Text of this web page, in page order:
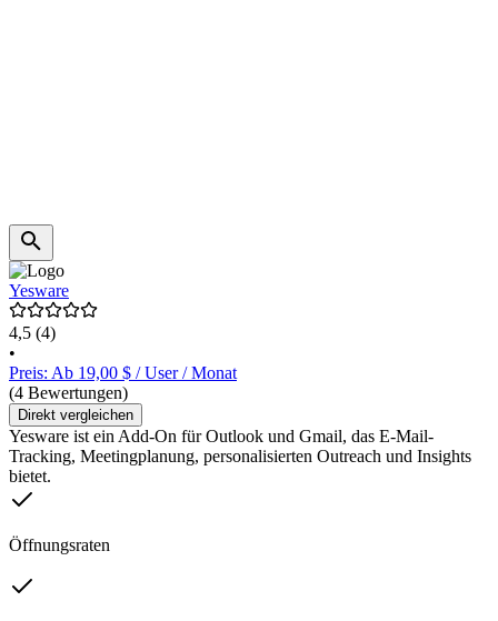
Yesware
4,5 (4)
•
Preis: Ab 19,00 $ / User / Monat
(4 Bewertungen)
Direkt vergleichen
Yesware ist ein Add-On für Outlook und Gmail, das E-Mail-
Tracking, Meetingplanung, personalisierten Outreach und Insights
bietet.
Öffnungsraten